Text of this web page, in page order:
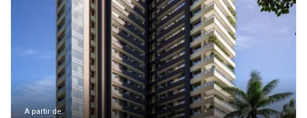
A partir de: